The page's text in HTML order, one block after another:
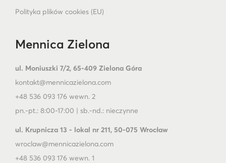
Polityka plików cookies (EU)
Mennica Zielona
ul. Moniuszki 7/2, 65-409 Zielona Góra
kontakt@mennicazielona.com
+48 536 093 176 wewn. 2
pn.-pt.: 8:00-17:00 | sb.-nd.: nieczynne
ul. Krupnicza 13 - lokal nr 211, 50-075 Wrocław
wroclaw@mennicazielona.com
+48 536 093 176 wewn. 1